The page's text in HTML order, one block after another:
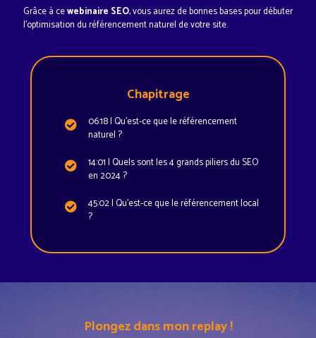
Grâce à cewebinaire SEO, vous aurez de bonnes bases pour débuter
l'optimisation du référencement naturel de votre site.
Chapitrage
06:18 | Qu'est-ce que le référencement
naturel ?
14:01 | Quels sont les 4 grands piliers du SEO
en 2024 ?
45:02 | Qu'est-ce que le référencement local
?
Plongez dans mon replay !